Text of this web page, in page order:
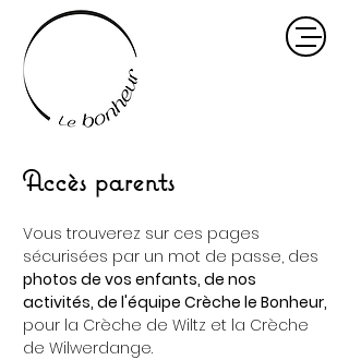
Accès parents
Vous trouverez sur ces pages
sécurisées par un mot de passe, des
photos de vos enfants, de nos
activités, de l'équipe Crèche le Bonheur,
pour la Crèche de Wiltz et la Crèche
de Wilwerdange.